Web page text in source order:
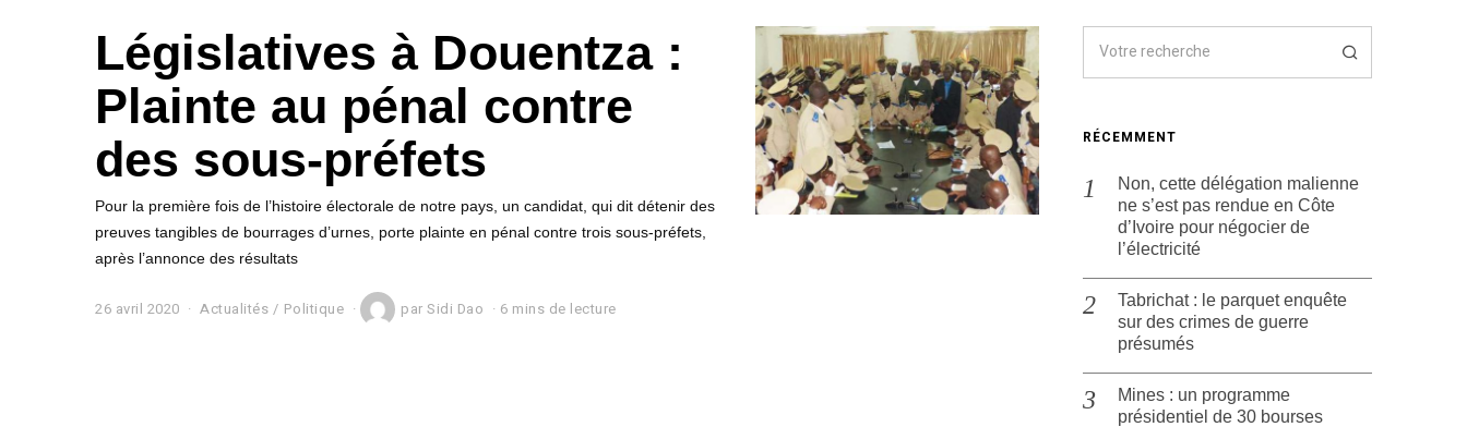
Législatives à Douentza :
Plainte au pénal contre
des sous-préfets
Pour la première fois de l’histoire électorale de notre pays, un candidat, qui dit détenir des
preuves tangibles de bourrages d’urnes, porte plainte en pénal contre trois sous-préfets,
après l’annonce des résultats
26 avril 2020 Actualités / Politique par Sidi Dao 6 mins de lecture
RÉCEMMENT
Non, cette délégation malienne
ne s’est pas rendue en Côte
d’Ivoire pour négocier de
l’électricité
Tabrichat : le parquet enquête
sur des crimes de guerre
présumés
Mines : un programme
présidentiel de 30 bourses